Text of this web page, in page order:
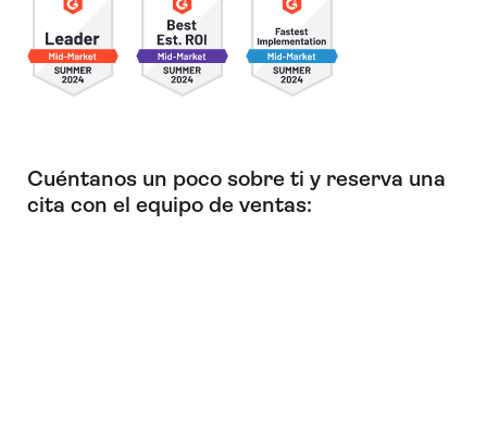
Cuéntanos un poco sobre ti y reserva una
cita con el equipo de ventas: